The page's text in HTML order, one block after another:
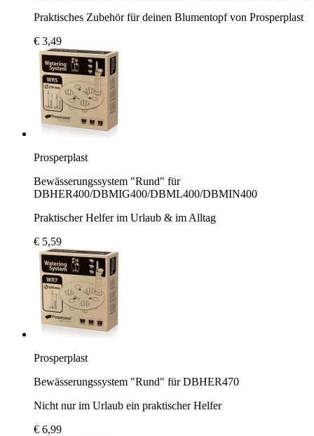
Praktisches Zubehör für deinen Blumentopf von Prosperplast
€ 3,49
Prosperplast
Bewässerungssystem "Rund" für
DBHER400/DBMIG400/DBML400/DBMIN400
Praktischer Helfer im Urlaub & im Alltag
€ 5,59
Prosperplast
Bewässerungssystem "Rund" für DBHER470
Nicht nur im Urlaub ein praktischer Helfer
€ 6,99